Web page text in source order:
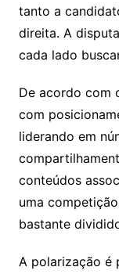
tanto a
direita. A
cada lado
De acordo com
com
liderando em
conteúdos
uma
bastante
A polarização é